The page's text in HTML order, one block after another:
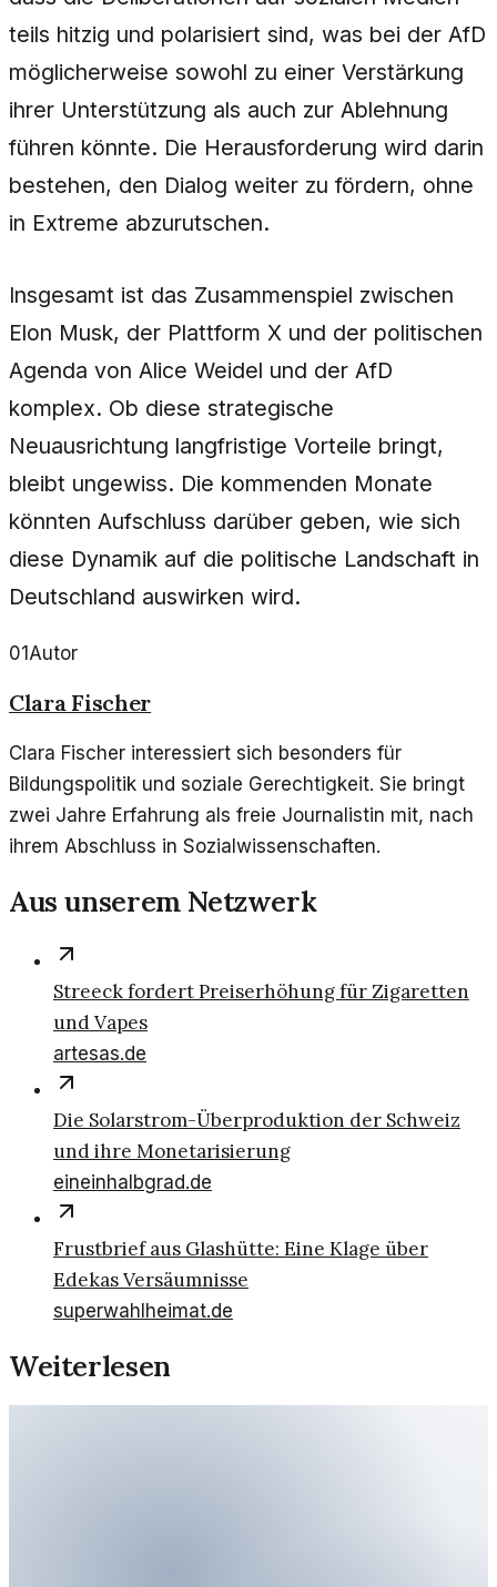
teils hitzig und polarisiert sind, was bei der AfD
möglicherweise sowohl zu einer Verstärkung
ihrer Unterstützung als auch zur Ablehnung
führen könnte. Die Herausforderung wird darin
bestehen, den Dialog weiter zu fördern, ohne
in Extreme abzurutschen.
Insgesamt ist das Zusammenspiel zwischen
Elon Musk, der Plattform X und der politischen
Agenda von Alice Weidel und der AfD
komplex. Ob diese strategische
Neuausrichtung langfristige Vorteile bringt,
bleibt ungewiss. Die kommenden Monate
könnten Aufschluss darüber geben, wie sich
diese Dynamik auf die politische Landschaft in
Deutschland auswirken wird.
01Autor
Clara Fischer
Clara Fischer interessiert sich besonders für
Bildungspolitik und soziale Gerechtigkeit. Sie bringt
zwei Jahre Erfahrung als freie Journalistin mit, nach
ihrem Abschluss in Sozialwissenschaften.
Aus unserem Netzwerk
Streeck fordert Preiserhöhung für Zigaretten
und Vapes
artesas.de
Die Solarstrom-Überproduktion der Schweiz
und ihre Monetarisierung
eineinhalbgrad.de
Frustbrief aus Glashütte: Eine Klage über
Edekas Versäumnisse
superwahlheimat.de
Weiterlesen